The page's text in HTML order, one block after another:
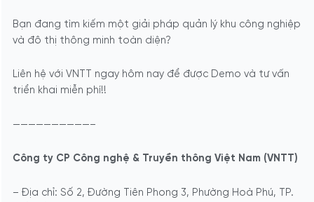
Bạn đang tìm kiếm một giải pháp quản lý khu công nghiệp
và đô thị thông minh toàn diện?
Liên hệ với VNTT ngay hôm nay để được Demo và tư vấn
triển khai miễn phí!!
——————————–
Công ty CP Công nghệ & Truyền thông Việt Nam (VNTT)
– Địa chỉ: Số 2, Đường Tiên Phong 3, Phường Hoà Phú, TP.